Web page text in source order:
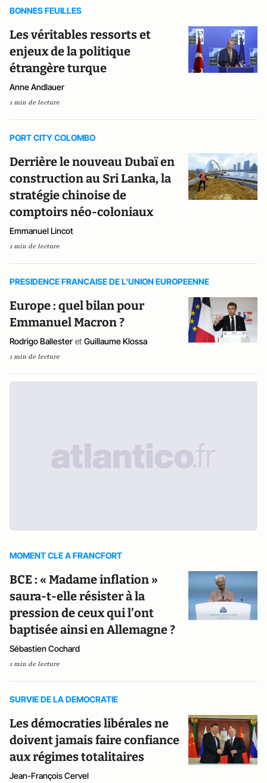
BONNES FEUILLES
Les véritables ressorts et
enjeux de la politique
étrangère turque
Anne Andlauer
1 min de lecture
PORT CITY COLOMBO
Derrière le nouveau Dubaï en
construction au Sri Lanka, la
stratégie chinoise de
comptoirs néo-coloniaux
Emmanuel Lincot
1 min de lecture
PRESIDENCE FRANCAISE DE L'UNION EUROPEENNE
Europe : quel bilan pour
Emmanuel Macron ?
Rodrigo Ballester et Guillaume Klossa
1 min de lecture
MOMENT CLE A FRANCFORT
BCE : « Madame inflation »
saura-t-elle résister à la
pression de ceux qui l’ont
baptisée ainsi en Allemagne ?
Sébastien Cochard
1 min de lecture
SURVIE DE LA DEMOCRATIE
Les démocraties libérales ne
doivent jamais faire confiance
aux régimes totalitaires
Jean-François Cervel